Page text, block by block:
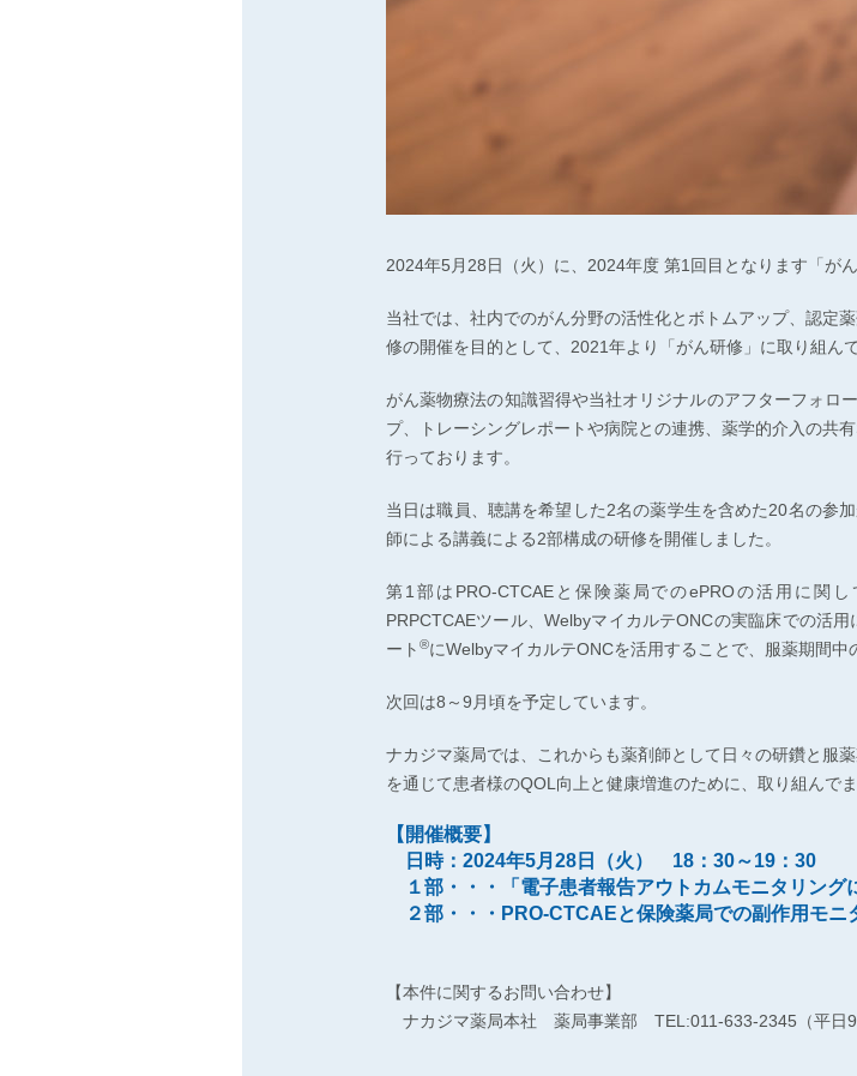
2024年5月28日（火）に、2024年度 第1回目となります「が
当社では、社内でのがん分野の活性化とボトムアップ、認定
修の開催を目的として、2021年より「がん研修」に取り組ん
がん薬物療法の知識習得や当社オリジナルのアフターフォロ
プ、トレーシングレポートや病院との連携、薬学的介入の共
行っております。
当日は職員、聴講を希望した2名の薬学生を含めた20名の参
師による講義による2部構成の研修を開催しました。
第1部はPRO-CTCAEと保険薬局でのePROの活用に関
PRPCTCAEツール、WelbyマイカルテONCの実臨床での活
ート ®にWelbyマイカルテONCを活用することで、服薬期間中
次回は8～9月頃を予定しています。
ナカジマ薬局では、これからも薬剤師として日々の研鑽と服
を通じて患者様のQOL向上と健康増進のために、取り組んでま
【開催概要】
日時：2024年5月28日（火） 18：30～19：30
１部・・・「電子患者報告アウトカムモニタリング
２部・・・PRO-CTCAEと保険薬局での副作用モニ
【本件に関するお問い合わせ】
ナカジマ薬局本社 薬局事業部 TEL:011-633-2345（平日